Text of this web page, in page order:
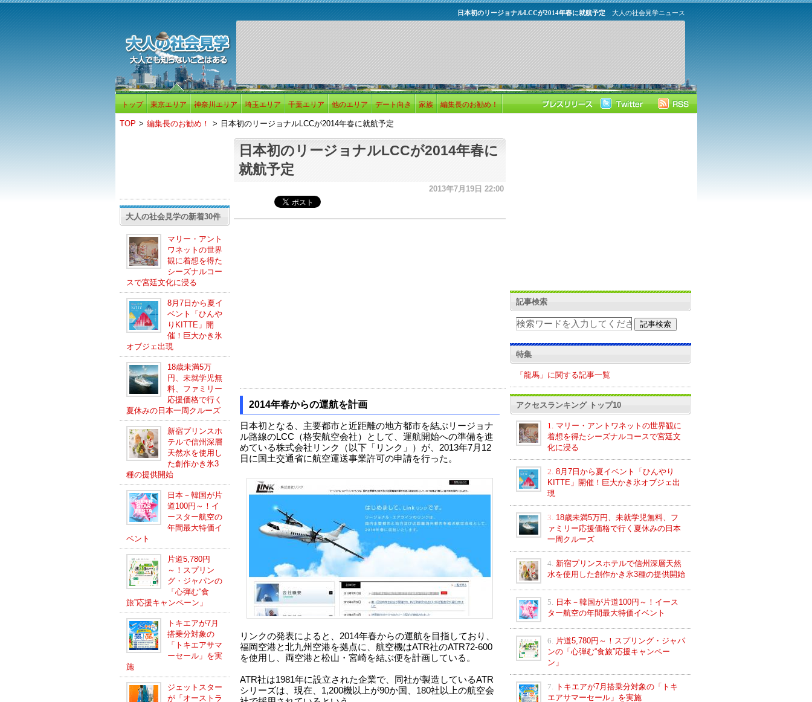
大人の社会見学ニュース
日本初のリージョナルLCCが2014年春に就航予定
トップ 東京エリア 神奈川エリア 埼玉エリア 千葉エリア 他のエリア デート向き 家族 編集長のお勧め！
TOP > 編集長のお勧め！ > 日本初のリージョナルLCCが2014年春に就航予定
大人の社会見学の新着30件
マリー・アント
ワネットの世界
観に着想を得た
シーズナルコー
スで宮廷文化に浸る
8月7日から夏イ
ベント「ひんや
りKITTE」開
催！巨大かき氷
オブジェ出現
18歳未満5万
円、未就学児無
料、ファミリー
応援価格で行く
夏休みの日本一周クルーズ
新宿プリンスホ
テルで信州深層
天然水を使用し
た創作かき氷3
種の提供開始
日本－韓国が片
道100円～！イ
ースター航空の
年間最大特価イ
ベント
片道5,780円
～！スプリン
グ・ジャパンの
「心弾む“食
旅”応援キャンペーン」
トキエアが7月
搭乗分対象の
「トキエアサマ
ーセール」を実
施
ジェットスター
が「オーストラ
日本初のリージョナルLCCが2014年春に
就航予定
2013年7月19日 22:00
2014年春からの運航を計画
日本初となる、主要都市と近距離の地方都市を結ぶリージョナ
ル路線のLCC（格安航空会社）として、運航開始への準備を進
めている株式会社リンク（以下「リンク」）が、2013年7月12
日に国土交通省に航空運送事業許可の申請を行った。
リンクの発表によると、2014年春からの運航を目指しており、
福岡空港と北九州空港を拠点に、航空機はATR社のATR72-600
を使用し、両空港と松山・宮崎を結ぶ便を計画している。
ATR社は1981年に設立された企業で、同社が製造しているATR
シリーズは、現在、1,200機以上が90か国、180社以上の航空会
記事検索
特集
「龍馬」に関する記事一覧
アクセスランキング トップ10
1.
マリー・アントワネットの世界観に
着想を得たシーズナルコースで宮廷文
化に浸る
2. 8月7日から夏イベント「ひんやり
KITTE」開催！巨大かき氷オブジェ出
現
3. 18歳未満5万円、未就学児無料、フ
ァミリー応援価格で行く夏休みの日本
一周クルーズ
4. 新宿プリンスホテルで信州深層天然
水を使用した創作かき氷3種の提供開始
5.
日本－韓国が片道100円～！イース
ター航空の年間最大特価イベント
6.
片道5,780円～！スプリング・ジャパ
ンの「心弾む“食旅”応援キャンペー
ン」
7.
トキエアが7月搭乗分対象の「トキ
エアサマーセール」を実施